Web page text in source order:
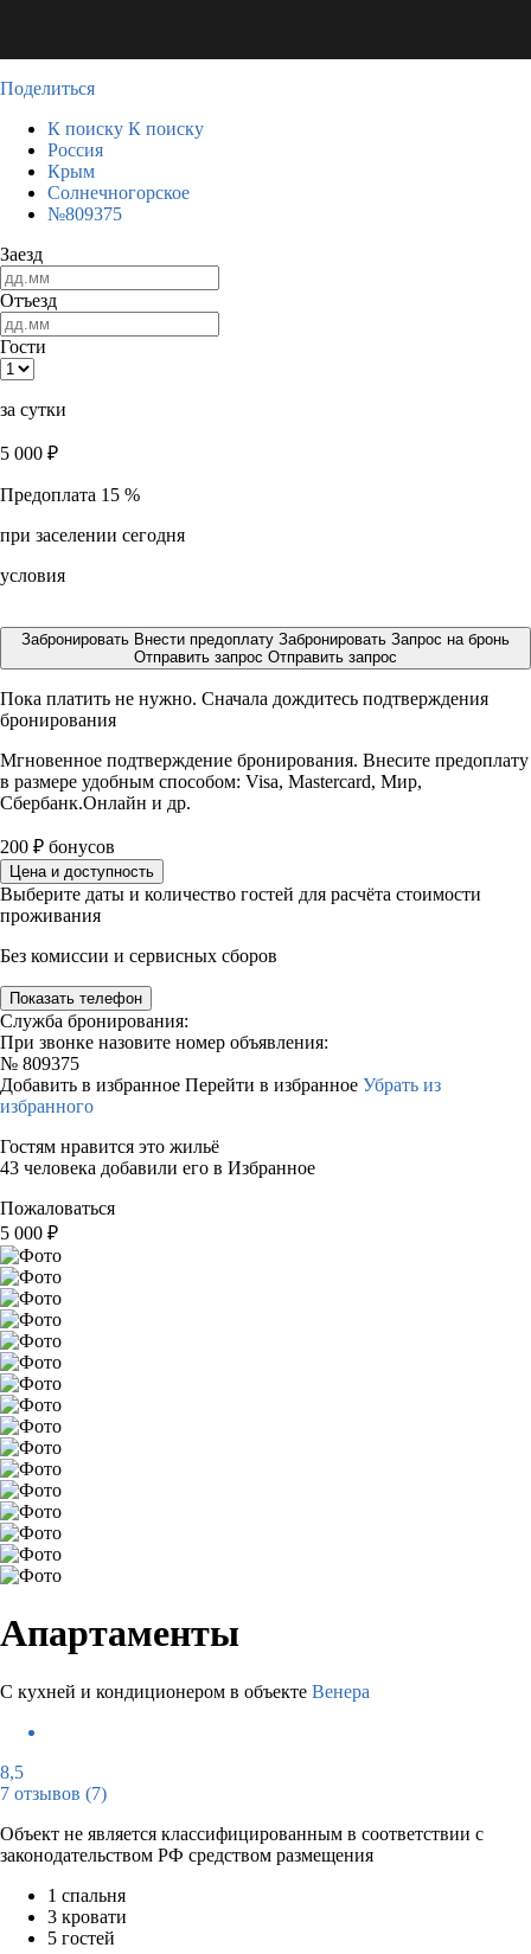
Поделиться
К поиску К поиску
Россия
Крым
Солнечногорское
№809375
Заезд
Отъезд
Гости
за сутки
5 000 ₽
Предоплата 15 %
при заселении сегодня
условия
Забронировать Внести предоплату Забронировать Запрос на бронь
Отправить запрос Отправить запрос
Пока платить не нужно. Сначала дождитесь подтверждения
бронирования
Мгновенное подтверждение бронирования. Внесите предоплату
в размере удобным способом: Visa, Mastercard, Мир,
Сбербанк.Онлайн и др.
200 ₽ бонусов
Цена и доступность
Выберите даты и количество гостей для расчёта стоимости
проживания
Без комиссии и сервисных сборов
Показать телефон
Служба бронирования:
При звонке назовите номер объявления:
№ 809375
Добавить в избранное Перейти в избранное Убрать из
избранного
Гостям нравится это жильё
43 человека добавили его в Избранное
Пожаловаться
5 000 ₽
Апартаменты
С кухней и кондиционером в объекте Венера
8,5
7 отзывов (7)
Объект не является классифицированным в соответствии с
законодательством РФ средством размещения
1 спальня
3 кровати
5 гостей